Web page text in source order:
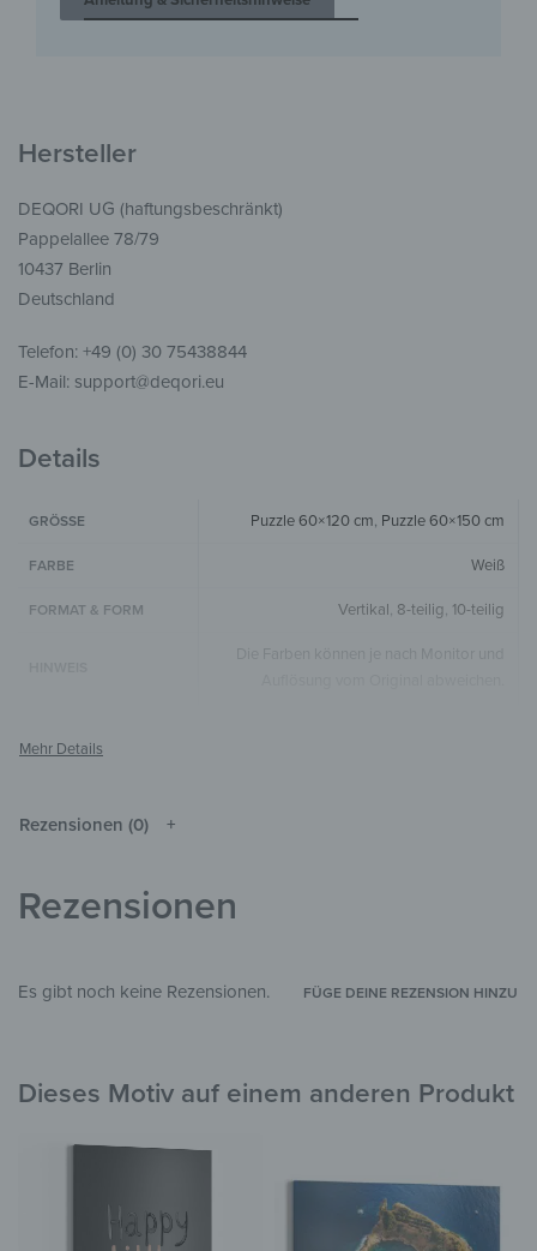
Hersteller
DEQORI UG (haftungsbeschränkt)
Pappelallee 78/79
10437 Berlin
Deutschland
Telefon: +49 (0) 30 75438844
E-Mail: support@deqori.eu
Details
GRÖSSE Puzzle 60×120 cm, Puzzle 60×150 cm
FARBE Weiß
FORMAT & FORM Vertikal, 8-teilig, 10-teilig
ZIMMER
Rezensionen (0)
Rezensionen
Es gibt noch keine Rezensionen. FÜGE DEINE REZENSION HINZU
Dieses Motiv auf einem anderen Produkt